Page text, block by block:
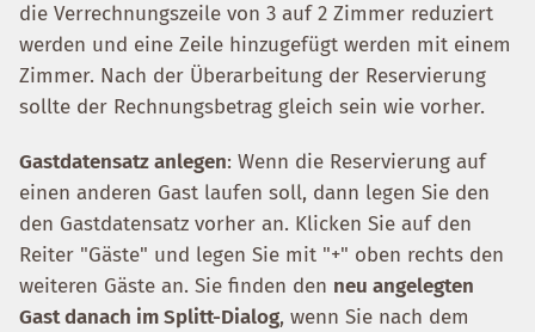
die Verrechnungszeile von 3 auf 2 Zimmer reduziert
werden und eine Zeile hinzugefügt werden mit einem
Zimmer. Nach der Überarbeitung der Reservierung
sollte der Rechnungsbetrag gleich sein wie vorher.
Gastdatensatz anlegen: Wenn die Reservierung auf
einen anderen Gast laufen soll, dann legen Sie den
den Gastdatensatz vorher an. Klicken Sie auf den
Reiter "Gäste" und legen Sie mit "+" oben rechts den
weiteren Gäste an. Sie finden den neu angelegten
Gast danach im Splitt-Dialog, wenn Sie nach dem